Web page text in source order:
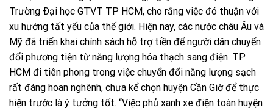
Trường Ðại học GTVT TP HCM, cho rằng việc đó thuận với
xu hướng tất yếu của thế giới. Hiện nay, các nước châu Âu và
Mỹ đã triển khai chính sách hỗ trợ tiền để người dân chuyển
đổi phương tiện từ năng lượng hóa thạch sang điện. TP
HCM đi tiên phong trong việc chuyển đổi năng lượng sạch
rất đáng hoan nghênh, chưa kể chọn huyện Cần Giờ để thực
hiện trước là ý tưởng tốt. “Việc phủ xanh xe điện toàn huyện